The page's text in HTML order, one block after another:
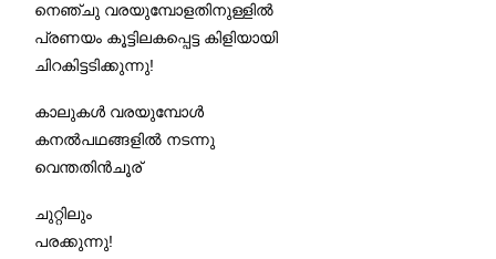
നെഞ്ചു വരയുമ്പോളതിനുള്ളിൽ
പ്രണയം കൂട്ടിലകപ്പെട്ട കിളിയായി
ചിറകിട്ടടിക്കുന്നു!
കാലുകൾ വരയുമ്പോൾ
കനൽപഥങ്ങളിൽ നടന്നു
വെന്തതിൻചൂര്
ചുറ്റിലും
പരക്കുന്നു!